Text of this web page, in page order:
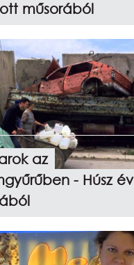
műsorából
az
- Húsz év